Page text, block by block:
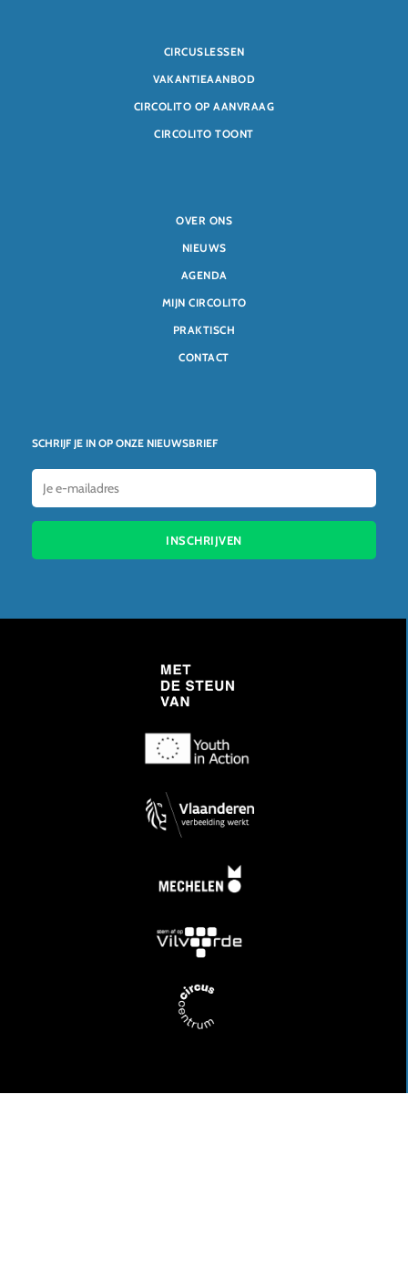
CIRCUSLESSEN
VAKANTIEAANBOD
CIRCOLITO OP AANVRAAG
CIRCOLITO TOONT
SCHRIJF JE IN OP ONZE NIEUWSBRIEF
INSCHRIJVEN
OVER ONS
NIEUWS
AGENDA
MIJN CIRCOLITO
PRAKTISCH
CONTACT